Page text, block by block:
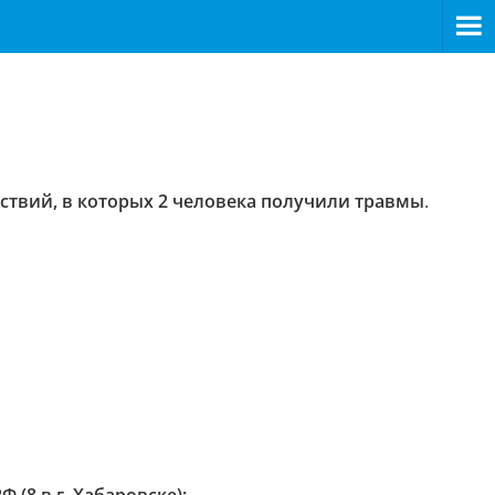
в которых 2 человека получили травмы.